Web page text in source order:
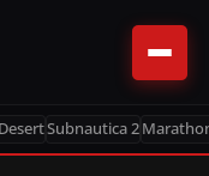
Subnautica 2